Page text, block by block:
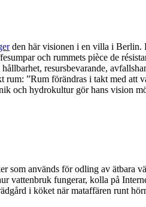
den här visionen i en villa i Berlin.
och rummets pièce de
resursbevarande,
rum: ”Rum förändras i takt med
och hydrokultur gör hans vision
används för odling av ätbara
vattenbruk fungerar, kolla på
i köket när mataffären runt